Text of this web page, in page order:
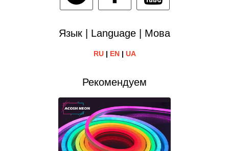
Язык | Language | Мова
RU| EN| UA
Рекомендуем